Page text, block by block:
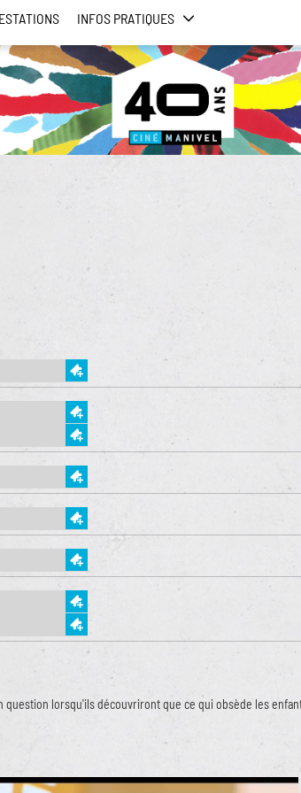
INFOS PRATIQUES
lorsqu'ils découvriront que ce qui obsède les